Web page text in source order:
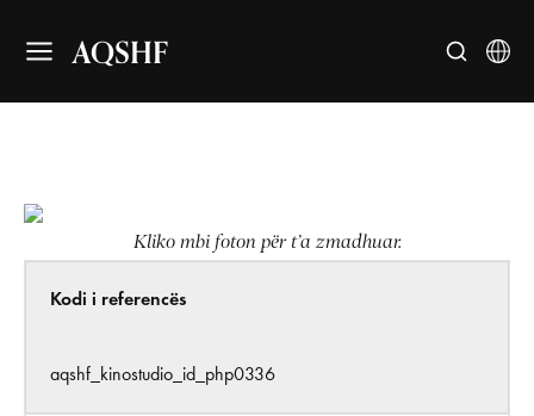
AQSHF
Kliko mbi foton për t’a zmadhuar.
Kodi i referencës
aqshf_kinostudio_id_php0336